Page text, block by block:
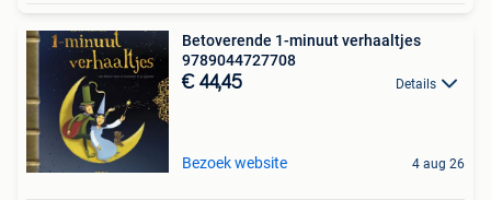
Betoverende 1-minuut verhaaltjes
9789044727708
€ 44,45 Details
Bezoek website 4 aug 26